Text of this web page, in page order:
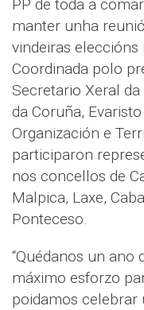
PP de toda a
manter unha
vindeiras
Coordinada polo
Secretario Xeral
da Coruña,
Organización e
participaron
nos concellos de
Malpica, Laxe,
Ponteceso.
“Quédanos un
máximo esforzo
poidamos celebrar